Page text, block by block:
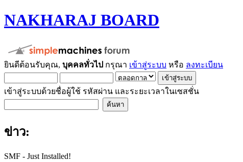
NAKHARAJ BOARD
ยินดีต้อนรับคุณ, บุคคลทั่วไป กรุณา เข้าสู่ระบบ หรือ ลงทะเบียน
เข้าสู่ระบบด้วยชื่อผู้ใช้ รหัสผ่าน และระยะเวลาในเซสชั่น
ข่าว:
SMF - Just Installed!